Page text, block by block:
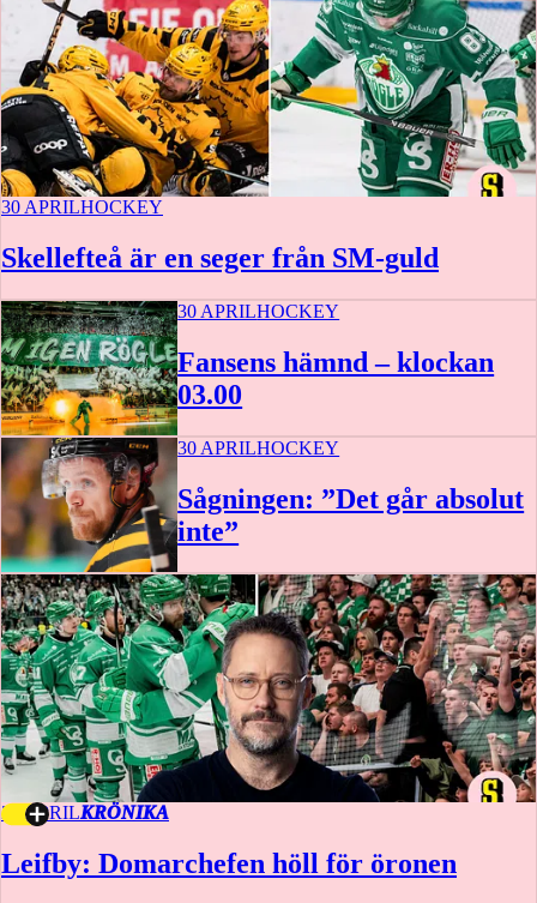
30 APRILHOCKEY
Skellefteå är en seger från SM-guld
30 APRILHOCKEY
Fansens hämnd – klockan
03.00
30 APRILHOCKEY
Sågningen: ”Det går absolut
inte”
29 APRILKRÖNIKA
Leifby: Domarchefen höll för öronen